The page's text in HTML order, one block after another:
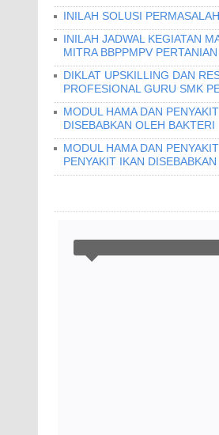
INILAH SOLUSI
INILAH JADWAL KEGIATAN
MITRA BBPPMPV
DIKLAT UPSKILLING DAN
PROFESIONAL GURU SMK
MODUL HAMA DAN
DISEBABKAN OLEH BAKTERI
MODUL HAMA DAN
PENYAKIT IKAN